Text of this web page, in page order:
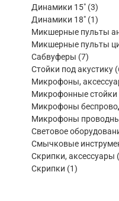
товара
Динамики 15" 33
Динамики 18" 11
товар
Микшерные пульты
Микшерные пульты
Сабвуферы 77
товаров
Стойки под акустику
Микрофоны,
Микрофонные стойки
Микрофоны
Микрофоны
Световое
Смычковые
Скрипки, аксессуары
Скрипки
11